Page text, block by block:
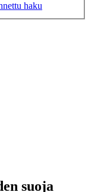
haku
suoja